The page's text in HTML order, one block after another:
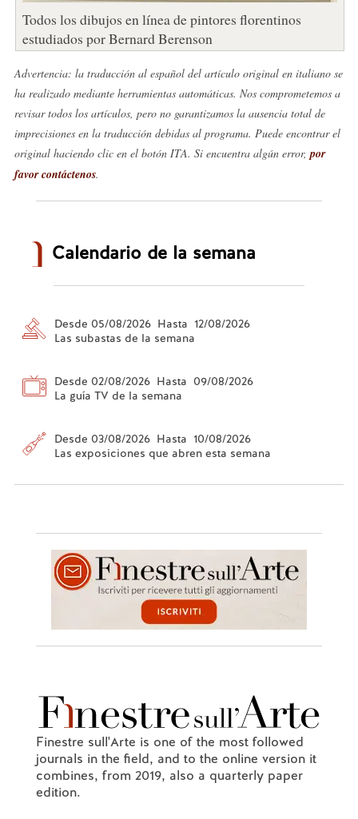
Todos los dibujos en línea de pintores florentinos
estudiados por Bernard Berenson
Advertencia: la traducción al español del artículo original en italiano se
ha realizado mediante herramientas automáticas. Nos comprometemos a
revisar todos los artículos, pero no garantizamos la ausencia total de
imprecisiones en la traducción debidas al programa. Puede encontrar el
original haciendo clic en el botón ITA. Si encuentra algún error, por
favor contáctenos.
Calendario de la semana
Desde 05/08/2026 Hasta 12/08/2026
Las subastas de la semana
Desde 02/08/2026 Hasta 09/08/2026
La guía TV de la semana
Desde 03/08/2026 Hasta 10/08/2026
Las exposiciones que abren esta semana
Finestre sull'Arte is one of the most followed
journals in the field, and to the online version it
combines, from 2019, also a quarterly paper
edition.